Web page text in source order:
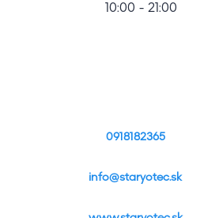
10:00 - 21:00
0918182365
info@staryotec.sk